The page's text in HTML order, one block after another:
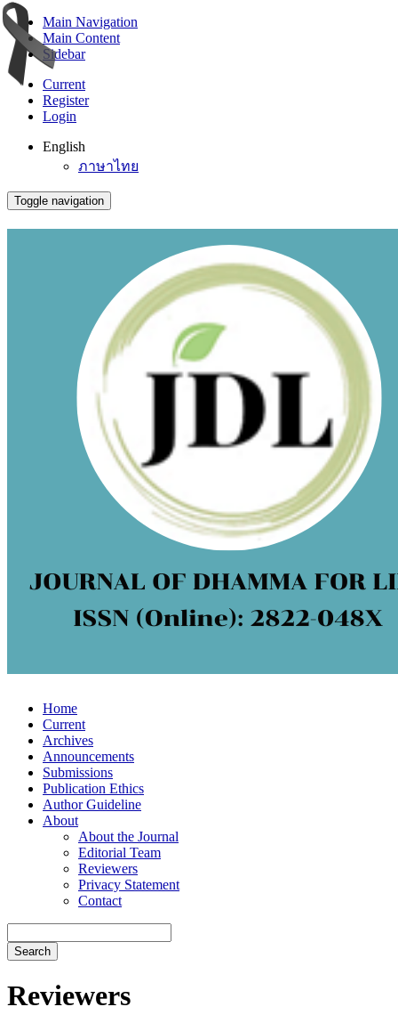
Main Navigation
Main Content
Sidebar
Current
Register
Login
English
ภาษาไทย
Toggle navigation
Home
Current
Archives
Announcements
Submissions
Publication Ethics
Author Guideline
About
About the Journal
Editorial Team
Reviewers
Privacy Statement
Contact
Search
Reviewers